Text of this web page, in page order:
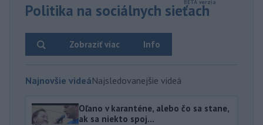
Politika na sociálnych sieťach
Info
Zobraziť viac
Najnovšie videáNajsledovanejšie videá
Oľano v karanténe, alebo čo sa stane,
ak sa niekto spoj...